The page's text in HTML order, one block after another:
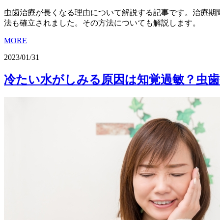
虫歯治療が長くなる理由について解説する記事です。治療
法も確立されました。その方法についても解説します。
MORE
2023/01/31
冷たい水がしみる原因は知覚過敏？虫